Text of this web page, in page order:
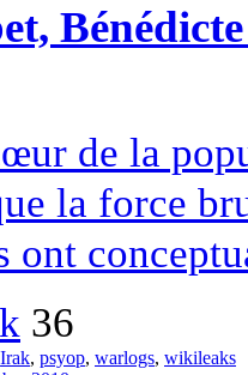
de la
la force
ont
36
Irak, psyop, warlogs, wikileaks